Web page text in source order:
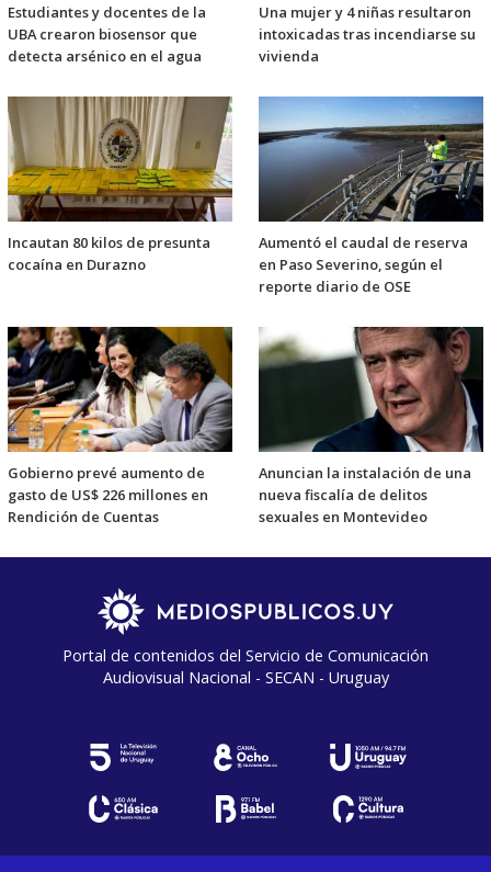
Estudiantes y docentes de la
UBA crearon biosensor que
detecta arsénico en el agua
Una mujer y 4 niñas resultaron
intoxicadas tras incendiarse su
vivienda
Incautan 80 kilos de presunta
cocaína en Durazno
Aumentó el caudal de reserva
en Paso Severino, según el
reporte diario de OSE
Gobierno prevé aumento de
gasto de US$ 226 millones en
Rendición de Cuentas
Anuncian la instalación de una
nueva fiscalía de delitos
sexuales en Montevideo
Portal de contenidos del Servicio de Comunicación
Audiovisual Nacional - SECAN - Uruguay